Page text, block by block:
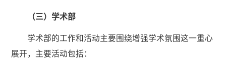
（三）学术部
学术部的工作和活动主要围绕增强学术氛围这一重心
展开，主要活动包括：